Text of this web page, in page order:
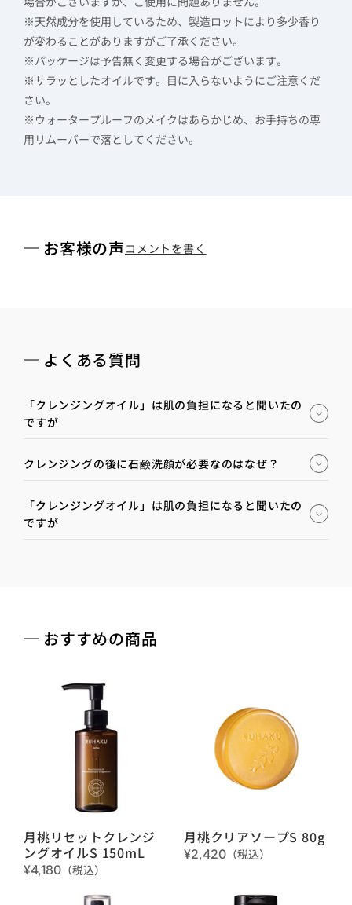
※天然成分を使用しているため、製造ロットにより多少香り
が変わることがありますがご了承ください。
※パッケージは予告無く変更する場合がございます。
※サラッとしたオイルです。目に入らないようにご注意くだ
さい。
※ウォータープルーフのメイクはあらかじめ、お手持ちの専
用リムーバーで落としてください。
お客様の声 コメントを書く
よくある質問
「クレンジングオイル」は肌の負担になると聞いたの
ですが
クレンジングの後に石鹸洗顔が必要なのはなぜ？
「クレンジングオイル」は肌の負担になると聞いたの
ですが
おすすめの商品
月桃リセットクレンジ
ングオイルS 150mL
¥4,180 （税込）
月桃クリアソープS 80g
¥2,420 （税込）